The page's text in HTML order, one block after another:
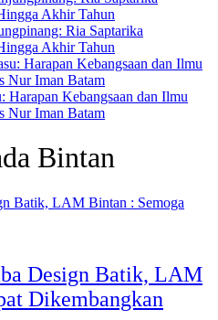
Ria Saptarika
Akhir Tahun
Kebangsaan dan Ilmu
Nur Iman Batam
Bintan
Design Batik, LAM
Dikembangkan